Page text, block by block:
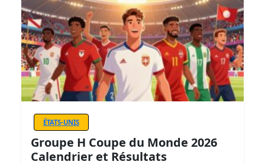
ÉTATS-UNIS
Groupe H Coupe du Monde 2026
Calendrier et Résultats